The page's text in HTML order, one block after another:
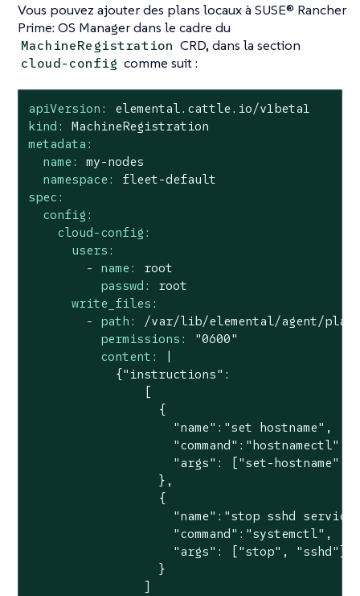
Vous pouvez ajouter des plans locaux à SUSE® Rancher
Prime: OS Manager dans le cadre du
MachineRegistration CRD, dans la section
cloud-config comme suit :
apiVersion:
elemental.cattle.io/v1beta1
kind:
MachineRegistration
metadata:
name:
my-nodes
namespace:
fleet-default
spec:
config:
cloud-config:
users:
-
name:
root
passwd:
root
write_files:
-
path:
/var/lib/elemental/agent/
permissions:
"0600"
content:
            {"instructions":
                [
                  {
                    "name":"set hostname",
                    "command":"hostnamectl",
"args": ["set-hostname",
                  },
                  {
"name":"stop sshd
                    "command":"systemctl",
                    "args": ["stop", "sshd"]
                  }
                ]